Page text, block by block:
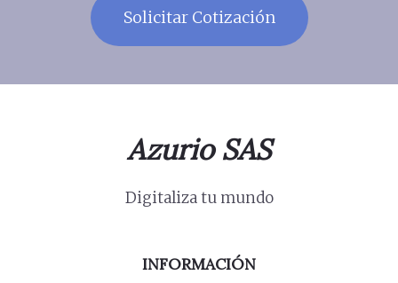
Azurio SAS
Digitaliza tu mundo
INFORMACIÓN